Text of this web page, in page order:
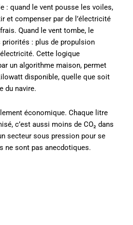
: quand le vent pousse les voiles,
et compenser par de l’électricité
Quand le vent tombe, le
: plus de propulsion
Cette logique
un algorithme maison, permet
disponible, quelle que soit
du navire.
économique. Chaque litre
c’est aussi moins de CO₂ dans
secteur sous pression pour se
ne sont pas anecdotiques.